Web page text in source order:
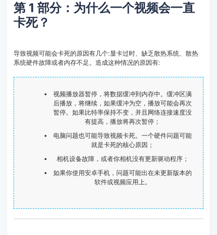
第 1 部分：为什么一个视频会一直
卡死？
导致视频可能会卡死的原因有几个:显卡过时、缺乏散热系统、散热
系统硬件故障或者内存不足。造成这种情况的原因有:
视频播放器暂停，将数据缓冲到内存中。缓冲区满
后播放，将继续，如果缓冲为空，播放可能会再次
暂停。如果比特率保持不变，并且网络连接速度没
有提高，播放将再次暂停；
电脑问题也可能导致视频卡死。一个硬件问题可能
就是卡死的核心原因；
相机设备故障，或者你相机没有更新驱动程序；
如果你使用安卓手机，问题可能出在未更新版本的
软件或视频应用上。